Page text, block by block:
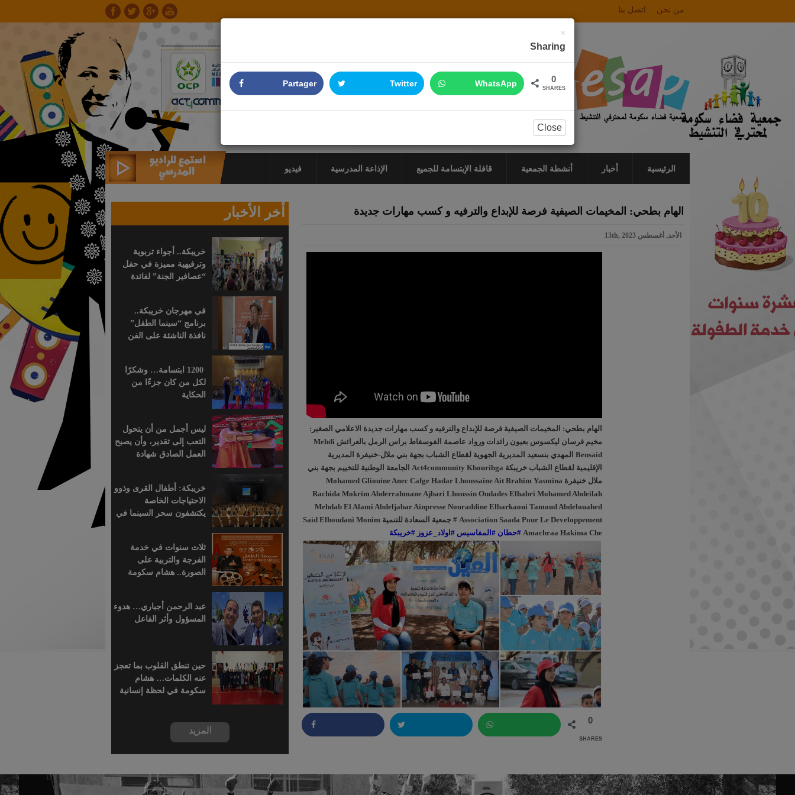
من نحن اتصل بنا
الرئيسية أخبار أنشطة الجمعية قافلة الإبتسامة للجميع الإذاعة المدرسية فيديو
أخر الأخبار
خريبكة.. أجواء تربوية
وترفيهية مميزة في حفل
“عصافير الجنة” لفائدة
في مهرجان خريبكة..
برنامج “سينما الطفل”
نافذة الناشئة على الفن
1200 ابتسامة… وشكرًا
لكل من كان جزءًا من
الحكاية
ليس أجمل من أن يتحول
التعب إلى تقدير، وأن يصبح
العمل الصادق شهادة
خريبكة: أطفال القرى وذوو
الاحتياجات الخاصة
يكتشفون سحر السينما في
ثلاث سنوات في خدمة
الفرجة والتربية على
الصورة.. هشام سكومة
عبد الرحمن أجباري… هدوء
المسؤول وأثر الفاعل
حين تنطق القلوب بما تعجز
عنه الكلمات… هشام
سكومة في لحظة إنسانية
المزيد
الهام بطحي: المخيمات الصيفية فرصة للإبداع والترفيه و كسب مهارات جديدة
الأحد, أغسطس 13th, 2023
الهام بطحي: المخيمات الصيفية فرصة للإبداع والترفيه و كسب مهارات جديدة الاعلامي الصغير:
مخيم فرسان ليكسوس بعيون رائدات ورواد عاصمة الفوسفاط براس الرمل بالعرائش Mehdi
Bensaid المهدي بنسعيد المديرية الجهوية لقطاع الشباب بجهة بني ملال-خنيفرة المديرية
الإقليمية لقطاع الشباب خريبكة Act4community Khouribga الجامعة الوطنية للتخييم بجهة بني
ملال خنيفرة Mohamed Gliouine Anec Cafge Hadar Lhoussaine Ait Brahim Yasmina
Rachida Mokrim Abderrahmane Ajbari Lhoussin Oudades Elhabri Mohamed Abdeilah
Mehdab El Alami Abdeljabar Ainpresse Nouraddine Elbarkaoui Tamoud Abdelouahed
Association Saada Pour Le Developpement # جمعية السعادة للتنمية Said Elhoudani Monim
Amachraa Hakima Che #حطان #المفاسيس #اولاد_عزوز #خريبكة
Partager Twitter WhatsApp
0
SHARES
×
Sharing
Partager Twitter WhatsApp 0
SHARES
Close